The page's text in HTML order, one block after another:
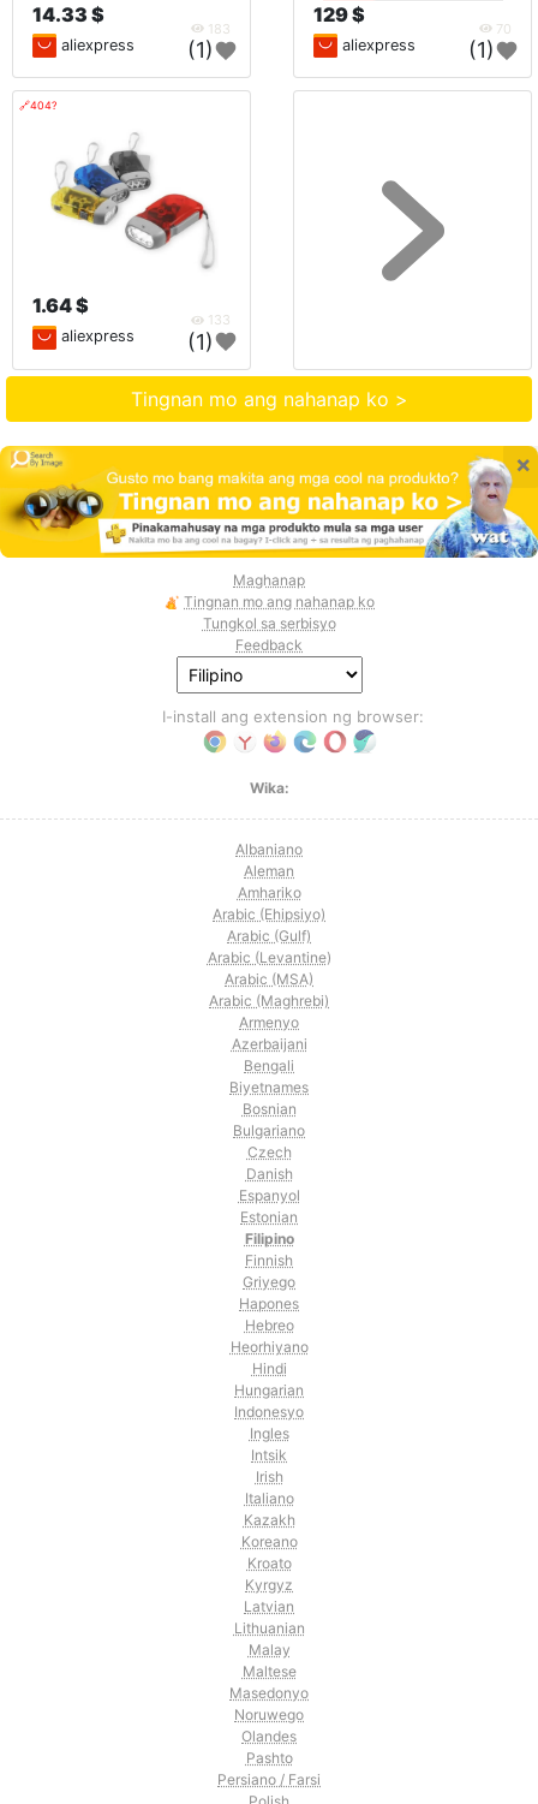
14.33 $
183
aliexpress (1)
129 $
70
aliexpress (1)
🔗404?
1.64 $
133
aliexpress (1)
Tingnan mo ang nahanap ko >
×
Maghanap
Tingnan mo ang nahanap ko
Tungkol sa serbisyo
Feedback
I-install ang extension ng browser:
Wika:
Albaniano
Aleman
Amhariko
Arabic (Ehipsiyo)
Arabic (Gulf)
Arabic (Levantine)
Arabic (MSA)
Arabic (Maghrebi)
Armenyo
Azerbaijani
Bengali
Biyetnames
Bosnian
Bulgariano
Czech
Danish
Espanyol
Estonian
Filipino
Finnish
Griyego
Hapones
Hebreo
Heorhiyano
Hindi
Hungarian
Indonesyo
Ingles
Intsik
Irish
Italiano
Kazakh
Koreano
Kroato
Kyrgyz
Latvian
Lithuanian
Malay
Maltese
Masedonyo
Noruwego
Olandes
Pashto
Persiano / Farsi